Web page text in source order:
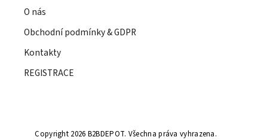
O nás
Obchodní podmínky & GDPR
Kontakty
REGISTRACE
Copyright 2026 B2BDEPOT. Všechna práva vyhrazena.